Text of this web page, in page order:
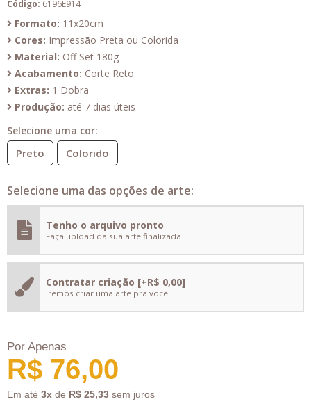
Código: 6196E914
Formato: 11x20cm
Cores: Impressão Preta ou Colorida
Material: Off Set 180g
Acabamento: Corte Reto
Extras: 1 Dobra
Produção: até 7 dias úteis
Selecione uma cor:
Preto Colorido
Selecione uma das opções de arte:
Tenho o arquivo pronto
Faça upload da sua arte finalizada
Contratar criação [+R$ 0,00]
Iremos criar uma arte pra você
Por Apenas
R$ 76,00
Em até 3x de R$ 25,33 sem juros